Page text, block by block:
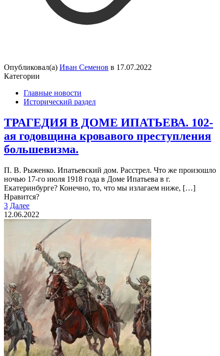
Опубликовал(а) Иван Семенов в 17.07.2022
Категории
Главные новости
Исторический раздел
ТРАГЕДИЯ В ДОМЕ ИПАТЬЕВА. 102-
ая годовщина кровавого преступления
большевизма.
П. В. Рыженко. Ипатьевский дом. Расстрел. Что же произошло
ночью 17-го июля 1918 года в Доме Ипатье­ва в г.
Екатеринбурге? Конечно, то, что мы излагаем ниже, […]
Нравится?
3 Далее
12.06.2022